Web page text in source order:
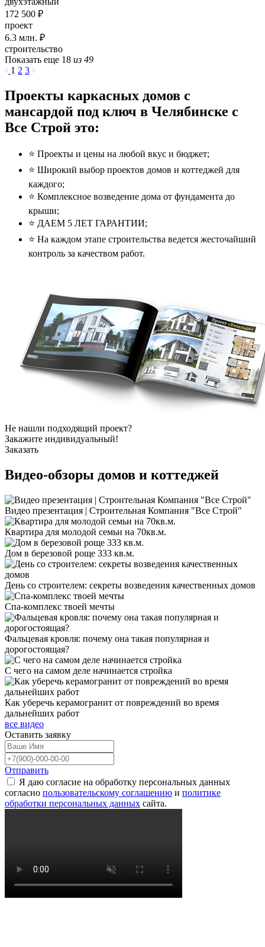
172 500 ₽
проект
6.3 млн. ₽
строительство
Показать еще 18 из 49
1 2 3
Проекты каркасных домов с
мансардой под ключ в Челябинске с
Все Строй это:
⭐️ Проекты и цены на любой вкус и бюджет;
⭐️ Широкий выбор проектов домов и коттеджей для
каждого;
⭐️ Комплексное возведение дома от фундамента до
крыши;
⭐️ ДАЕМ 5 ЛЕТ ГАРАНТИИ;
⭐️ На каждом этапе строительства ведется жесточайший
контроль за качеством работ.
Не нашли подходящий проект?
Закажите индивидуальный!
Заказать
Видео-обзоры домов и коттеджей
Видео презентация | Строительная Компания "Все Строй"
Квартира для молодой семьи на 70кв.м.
Дом в березовой роще 333 кв.м.
День со строителем: секреты возведения качественных домов
Спа-комплекс твоей мечты
Фальцевая кровля: почему она такая популярная и
дорогостоящая?
С чего на самом деле начинается стройка
Как уберечь керамогранит от повреждений во время
дальнейших работ
все видео
Оставить заявку
Отправить
Я даю согласие на обработку персональных данных
согласно пользовательскому соглашению и политике
обработки персональных данных сайта.